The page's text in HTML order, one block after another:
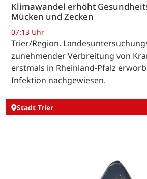
Klimawandel erhöht
Mücken und Zecken
07:13 Uhr
Trier/Region.
zunehmender Verbreitung von
erstmals in Rheinland-Pfalz
Infektion nachgewiesen.
Stadt Trier